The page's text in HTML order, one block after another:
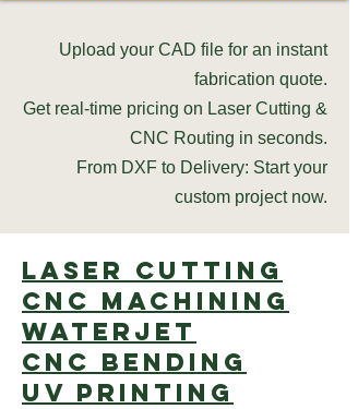
Upload your CAD file for an instant
fabrication quote.
Get real-time pricing on Laser Cutting &
CNC Routing in seconds.
From DXF to Delivery: Start your
custom project now.
Laser cutting
CNC Machining
Waterjet
CNC Bending
UV Printing